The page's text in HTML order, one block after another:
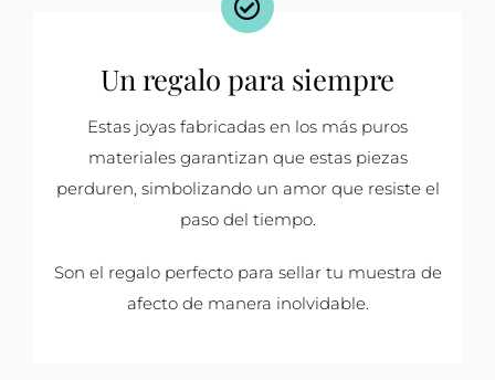
Un regalo para siempre
Estas joyas fabricadas en los más puros
materiales garantizan que estas piezas
perduren, simbolizando un amor que resiste el
paso del tiempo.
Son el regalo perfecto para sellar tu muestra de
afecto de manera inolvidable.